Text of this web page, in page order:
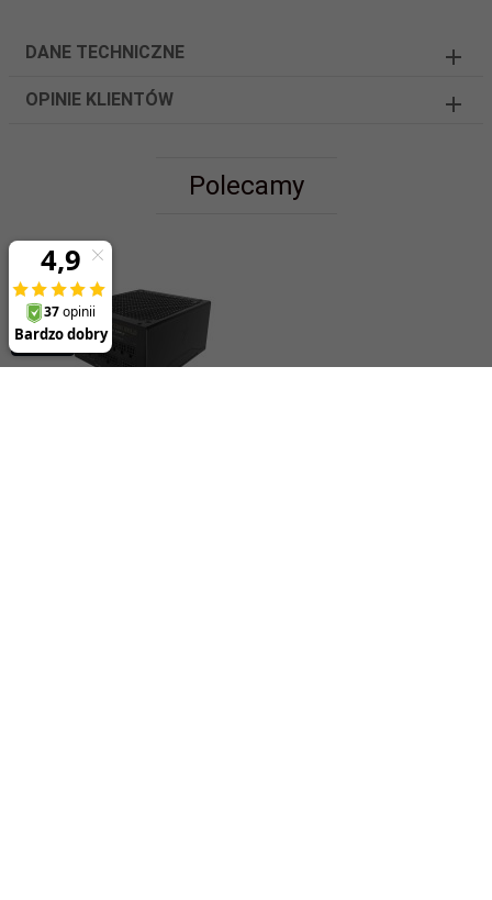
DANE TECHNICZNE
OPINIE KLIENTÓW
Polecamy